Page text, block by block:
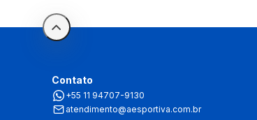
Contato
+55 11 94707-9130
atendimento@aesportiva.com.br